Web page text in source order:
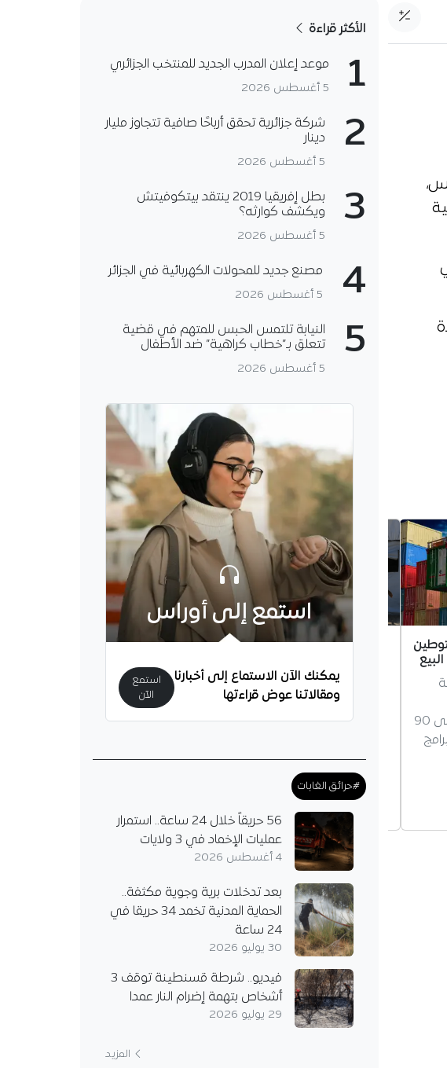
التوطين البنكي من 45 إلى 90
8 دول عربية وإسلامية تدين
في غزة وترفض ضم الأراضي
الفلسطينية
الفلسطينية وتهجير السكان،
وتدعو مجلس الأمن إلى
الأكثر قراءة
1 موعد إعلان المدرب الجديد للمنتخب الجزائري
5 أغسطس 2026
2
شركة جزائرية تحقق أرباحًا صافية تتجاوز مليار
دينار
5 أغسطس 2026
3
بطل إفريقيا 2019 ينتقد بيتكوفيتش
ويكشف كوارثه؟
5 أغسطس 2026
4 مصنع جديد للمحولات الكهربائية في الجزائر
5 أغسطس 2026
5
النيابة تلتمس الحبس للمتهم في قضية
تتعلق بـ”خطاب كراهية” ضد الأطفال
5 أغسطس 2026
استمع إلى أوراس
يمكنك الآن الاستماع إلى أخبارنا
ومقالاتنا عوض قراءتها
استمع
الآن
#حرائق الغابات
56 حريقاً خلال 24 ساعة.. استمرار
عمليات الإخماد في 3 ولايات
4 أغسطس 2026
بعد تدخلات برية وجوية مكثفة..
الحماية المدنية تخمد 34 حريقا في
24 ساعة
30 يوليو 2026
فيديو.. شرطة قسنطينة توقف 3
أشخاص بتهمة إضرام النار عمدا
29 يوليو 2026
المزيد